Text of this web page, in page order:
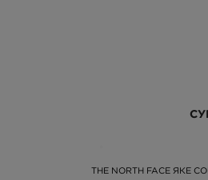
THE NORTH FACE ЯКЕ